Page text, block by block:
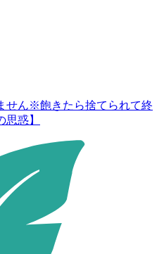
せん※飽きたら捨てられて終
惑】